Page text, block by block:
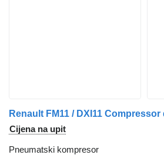
Cijena na upit
Pneumatski kompresor